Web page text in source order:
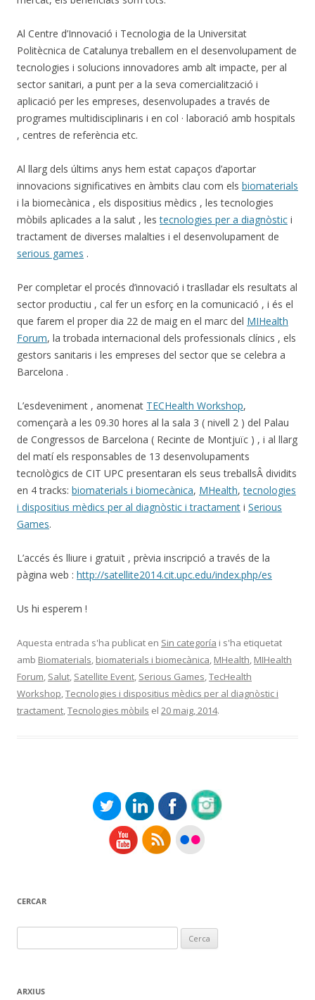
Al Centre d’Innovació i Tecnologia de la Universitat
Politècnica de Catalunya treballem en el desenvolupament de
tecnologies i solucions innovadores amb alt impacte, per al
sector sanitari, a punt per a la seva comercialització i
aplicació per les empreses, desenvolupades a través de
programes multidisciplinaris i en col · laboració amb hospitals
, centres de referència etc.
Al llarg dels últims anys hem estat capaços d’aportar
innovacions significatives en àmbits clau com els biomaterials
i la biomecànica , els dispositius mèdics , les tecnologies
mòbils aplicades a la salut , lestecnologies per a diagnòstic i
tractament de diverses malalties i el desenvolupament de
serious games .
Per completar el procés d’innovació i traslladar els resultats al
sector productiu , cal fer un esforç en la comunicació , i és el
que farem el proper dia 22 de maig en el marc del MIHealth
Forum, la trobada internacional dels professionals clínics , els
gestors sanitaris i les empreses del sector que se celebra a
Barcelona .
L’esdeveniment , anomenat TECHealth Workshop,
començarà a les 09.30 hores al la sala 3 ( nivell 2 ) del Palau
de Congressos de Barcelona ( Recinte de Montjuïc ) , i al llarg
del matí els responsables de 13 desenvolupaments
tecnològics de CIT UPC presentaran els seus treballsÂ dividits
en 4 tracks: biomaterials i biomecànica, MHealth,tecnologies
i dispositius mèdics per al diagnòstic i tractament i Serious
Games.
L’accés és lliure i gratuït , prèvia inscripció a través de la
pàgina web : http://satellite2014.cit.upc.edu/index.php/es
Us hi esperem !
Aquesta entrada s'ha publicat en Sin categoría i s'ha etiquetat
amb Biomaterials, biomaterials i biomecànica, MHealth, MIHealth
Forum, Salut, Satellite Event, Serious Games,TecHealth
Workshop,Tecnologies i dispositius mèdics per al diagnòstic i
tractament,Tecnologies mòbils el 20 maig, 2014.
CERCAR
ARXIUS